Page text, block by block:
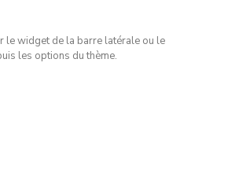
le widget de la barre latérale ou le
les options du thème.